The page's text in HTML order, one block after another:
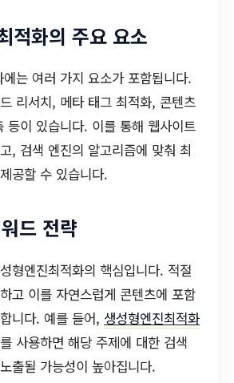
적화의 주요 요소
는 여러 가지 요소가 포함됩니다.
리서치, 메타 태그 최적화, 콘텐츠
등이 있습니다. 이를 통해 웹사이트
, 검색 엔진의 알고리즘에 맞춰 최
공할 수 있습니다.
드 전략
형엔진최적화의 핵심입니다. 적절
고 이를 자연스럽게 콘텐츠에 포함
니다. 예를 들어, 생성형엔진최적화
사용하면 해당 주제에 대한 검색
출될 가능성이 높아집니다.